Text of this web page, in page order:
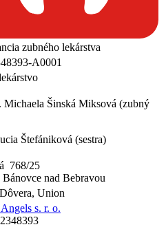
zubného lekárstva
A0001
Šinská Miksová (zubný
Štefániková (sestra)
768/25
nad Bebravou
Union
s. r. o.